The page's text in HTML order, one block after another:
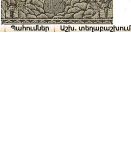
Պահումներ Աշխ․ տեղաբաշխում